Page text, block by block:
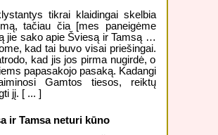
tikrai klaidingai skelbia
tačiau čia [mes paneigėme
jie sako apie Šviesą ir Tamsą …
kad tai buvo visai priešingai.
kad jis jos pirma nugirdė, o
papasakojo pasaką. Kadangi
Gamtos tiesos, reiktų
jį. [ ... ]
ir Tamsa neturi kūno